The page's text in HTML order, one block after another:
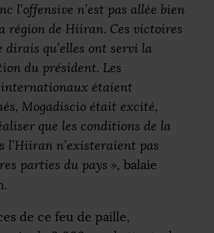
l’offensive n’est pas allée bien
région de Hiiran. Ces victoires
qu’elles ont servi la
du président. Les
étaient
Mogadiscio était excité,
que les conditions de la
l’Hiiran n’existeraient pas
parties du pays », balaie
de ce feu de paille,